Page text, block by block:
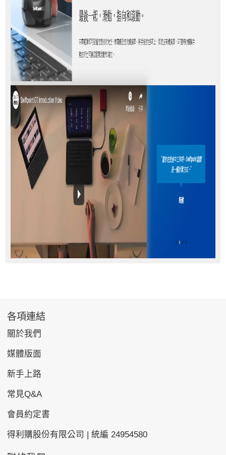
各項連結
關於我們
媒體版面
新手上路
常見Q&A
會員約定書
得利購股份有限公司 | 統編 24954580